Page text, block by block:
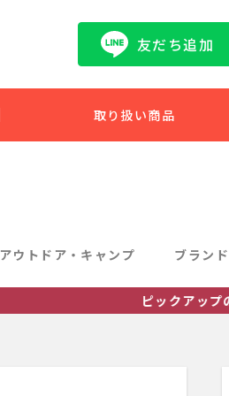
友だち追加
取り扱い商品
アウトドア・キャンプ ブランド
ピックアップの中の詳